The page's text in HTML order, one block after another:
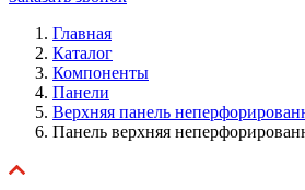
Главная
Каталог
Компоненты
Панели
Верхняя панель
Панель верхняя